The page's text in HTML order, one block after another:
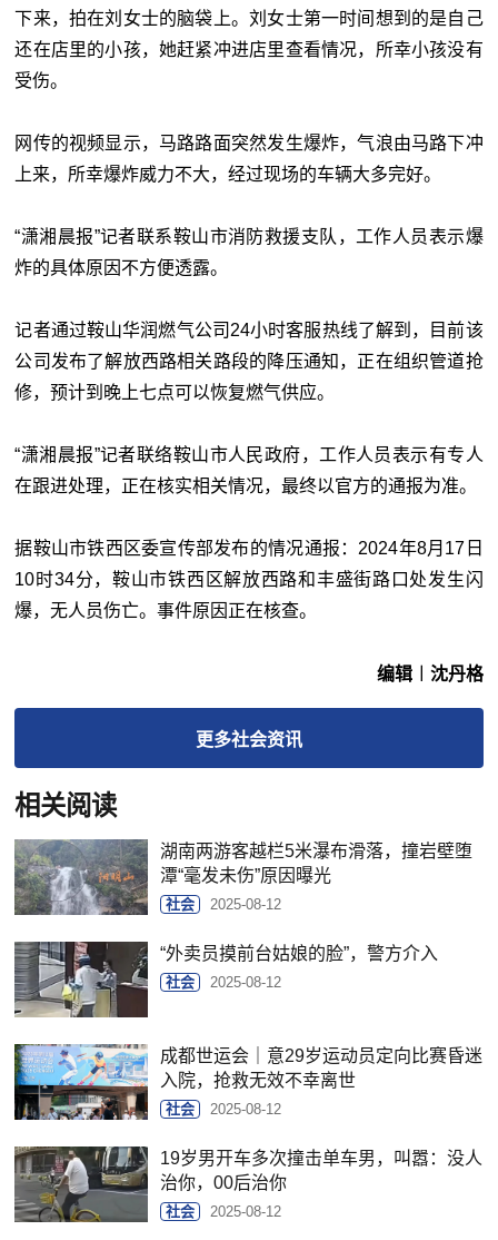
下来，拍在刘女士的脑袋上。刘女士第一时间想到的是自己
还在店里的小孩，她赶紧冲进店里查看情况，所幸小孩没有
受伤。
网传的视频显示，马路路面突然发生爆炸，气浪由马路下冲
上来，所幸爆炸威力不大，经过现场的车辆大多完好。
“潇湘晨报”记者联系鞍山市消防救援支队，工作人员表示爆
炸的具体原因不方便透露。
记者通过鞍山华润燃气公司24小时客服热线了解到，目前该
公司发布了解放西路相关路段的降压通知，正在组织管道抢
修，预计到晚上七点可以恢复燃气供应。
“潇湘晨报”记者联络鞍山市人民政府，工作人员表示有专人
在跟进处理，正在核实相关情况，最终以官方的通报为准。
据鞍山市铁西区委宣传部发布的情况通报：2024年8月17日
10时34分，鞍山市铁西区解放西路和丰盛街路口处发生闪
爆，无人员伤亡。事件原因正在核查。
编辑︱沈丹格
更多社会资讯
相关阅读
湖南两游客越栏5米瀑布滑落，撞岩壁堕
潭“毫发未伤”原因曝光
社会 2025-08-12
“外卖员摸前台姑娘的脸”，警方介入
社会 2025-08-12
成都世运会｜意29岁运动员定向比赛昏迷
入院，抢救无效不幸离世
社会 2025-08-12
19岁男开车多次撞击单车男，叫嚣：没人
治你，00后治你
社会 2025-08-12